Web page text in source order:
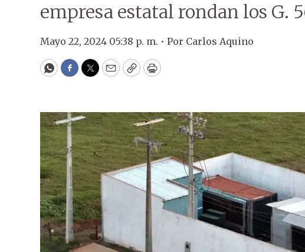
empresa estatal rondan los G.
Mayo 22, 2024 05:38 p. m. • Por Carlos Aquino
WhatsApp
Facebook
Twitter
EmailCopyPrint